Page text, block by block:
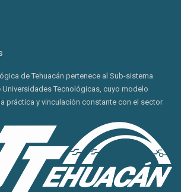
de Tehuacán pertenece al Sub-sistema
Tecnológicas, cuyo modelo
práctica y vinculación constante con el sector